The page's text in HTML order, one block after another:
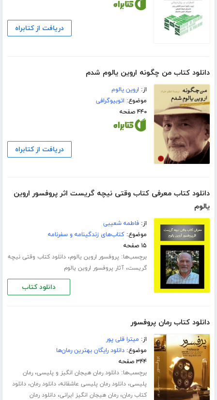
دریافت از کتابراه
دانلود کتاب من چگونه اروین یالوم شدم
از: اروین یالوم
موضوع: اتوبیوگرافی
۴۴۰ صفحه
دریافت از کتابراه
دانلود کتاب معرفی کتاب وقتی نیچه گریست اثر پروفسور اروین
یالوم
از:فاطمه شعیبی
موضوع:کتاب‌های زندگینامه و سفرنامه
۱۵ صفحه
برچسب‌ها: پروفسور اروین یالوم،دانلود کتاب وقتی نیچه
گریست،آثار پروفسور اروین یالوم
دانلود کتاب
دانلود کتاب رمان پروفسور
از: میترا قلی پور
موضوع:دانلود رایگان بهترین رمان‌ها
۳۴۴ صفحه
برچسب‌ها:دانلود رمان هیجان انگیز و پلیسی،رمان
پلیسی،دانلود رمان پلیسی عاشقانه،دانلود رمان،دانلود
کتاب رمان،رمان هیجان انگیز ایرانی،دانلود رمان